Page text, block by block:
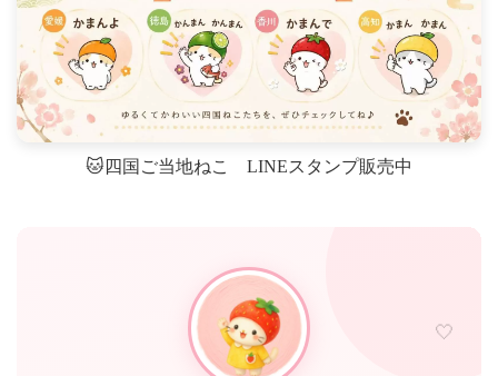
🐱四国ご当地ねこ LINEスタンプ販売中